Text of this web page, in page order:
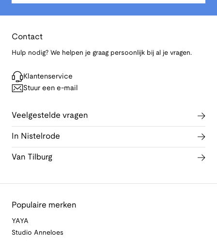
Contact
Hulp nodig? We helpen je graag persoonlijk bij al je vragen.
Klantenservice
Stuur een e-mail
Veelgestelde vragen
In Nistelrode
Van Tilburg
Populaire merken
YAYA
Studio Anneloes